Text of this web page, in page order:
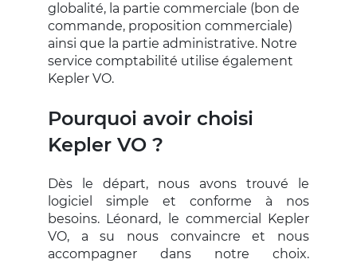
globalité, la partie commerciale (bon de
commande, proposition commerciale)
ainsi que la partie administrative. Notre
service comptabilité utilise également
Kepler VO.
Pourquoi avoir choisi
Kepler VO ?
Dès le départ, nous avons trouvé le
logiciel simple et conforme à nos
besoins. Léonard, le commercial Kepler
VO, a su nous convaincre et nous
accompagner dans notre choix.